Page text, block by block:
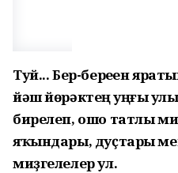
Туй... Бер-береһен
йәш йөрәктең һуңғы
бирелеп, ошо татлы
яҡындары, дуҫтары
миҙгелелер ул.